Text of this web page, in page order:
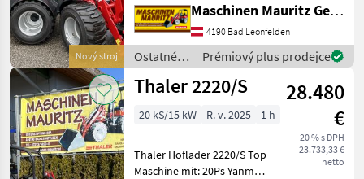
Nový stroj
Abgasstufe V mit
Partikelfilter Hydrostat von
Bosch- Rexroth 2 Fahrstu
Maschinen Mauritz GesmbH
4190 Bad Leonfelden
Ostatné
poľnohospodárske
silové
Thaler
Prémiový plus prodejce
Thaler 2220/S
28.480
€
20 % s DPH
23.733,33 €
netto
20 kS/15 kW R. v. 2025 1 h
Thaler Hoflader 2220/S Top
Maschine mit: 20Ps Yanmar